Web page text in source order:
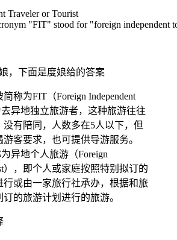
Traveler or Tourist
"FIT" stood for "foreign independent
，下面是度娘给的答案
称为FIT（Foreign Independent
异地独立旅游者，这种旅游往往
没有陪同，人数多在5人以下，但
客要求，也可提供导游服务。
异地个人旅游（Foreign
），即个人或家庭按照特别拟订的
行或由一家旅行社承办，根据和旅
的旅游计划进行的旅游。